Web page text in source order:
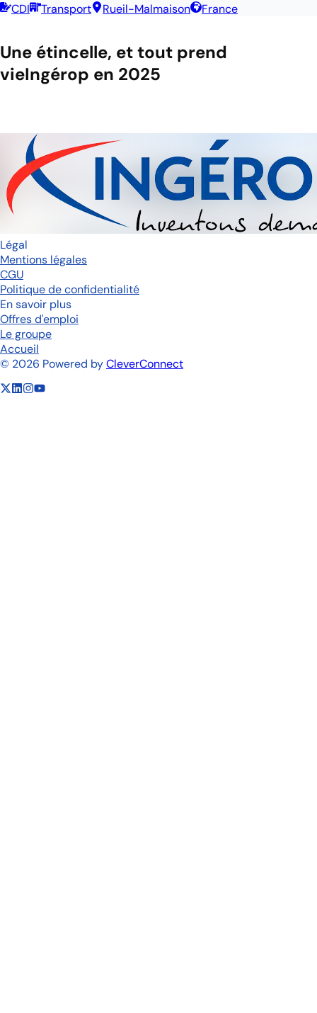
CDI
Transport Rueil-Malmaison France
Une étincelle, et tout prend
vieIngérop en 2025
Légal
Mentions légales
CGU
Politique de confidentialité
En savoir plus
Offres d'emploi
Le groupe
Accueil
© 2026 Powered byCleverConnect